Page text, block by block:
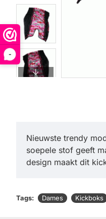
-
Nieuwste trendy
soepele stof geeft
design maakt dit
Tags: Dames Kickboks